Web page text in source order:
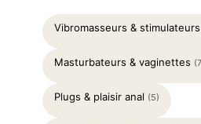
Vibromasseurs & stimulateurs
Masturbateurs & vaginettes
Plugs & plaisir anal (5)